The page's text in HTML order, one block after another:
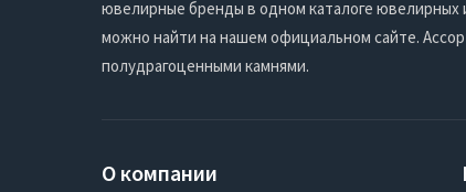
ювелирные бренды в одном каталоге ювелирных
можно найти на нашем официальном сайте.
полудрагоценными камнями.
О компании